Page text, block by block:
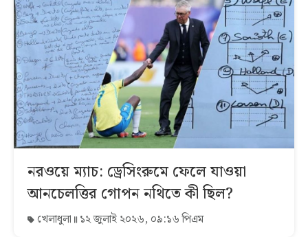
নরওয়ে ম্যাচ: ড্রেসিংরুমে ফেলে যাওয়া
আনচেলত্তির গোপন নথিতে কী ছিল?
খেলাধুলা ১২ জুলাই ২০২৬, ০৯:১৬ পিএম